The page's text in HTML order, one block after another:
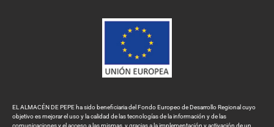
EL ALMACÉN DE PEPE ha sido beneficiaria del Fondo Europeo de Desarrollo Regional cuyo
objetivo es mejorar el uso y la calidad de las tecnologías de la información y de las
comunicaciones y el acceso a las mismas, y gracias a la implementación y activación de un